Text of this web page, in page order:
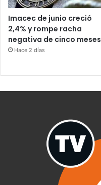
Imacec de junio creció
2,4% y rompe racha
negativa de cinco meses
Hace 2 días